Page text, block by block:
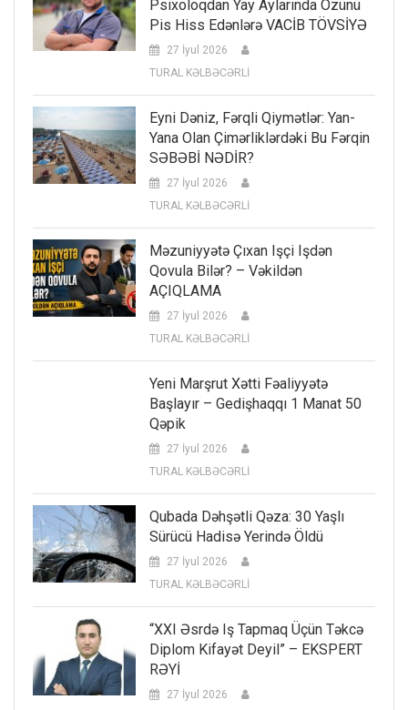
Psixoloqdan Yay Aylarında Özünü
Pis Hiss Edənlərə VACİB TÖVSİYƏ
27 İyul 2026
TURAL KƏLBƏCƏRLİ
Eyni Dəniz, Fərqli Qiymətlər: Yan-
Yana Olan Çimərliklərdəki Bu Fərqin
SƏBƏBİ NƏDİR?
27 İyul 2026
TURAL KƏLBƏCƏRLİ
Məzuniyyətə Çıxan Işçi Işdən
Qovula Bilər? – Vəkildən
AÇIQLAMA
27 İyul 2026
TURAL KƏLBƏCƏRLİ
Yeni Marşrut Xətti Fəaliyyətə
Başlayır – Gedişhaqqı 1 Manat 50
Qəpik
27 İyul 2026
TURAL KƏLBƏCƏRLİ
Qubada Dəhşətli Qəza: 30 Yaşlı
Sürücü Hadisə Yerində Öldü
27 İyul 2026
TURAL KƏLBƏCƏRLİ
“XXI Əsrdə Iş Tapmaq Üçün Təkcə
Diplom Kifayət Deyil” – EKSPERT
RƏYİ
27 İyul 2026